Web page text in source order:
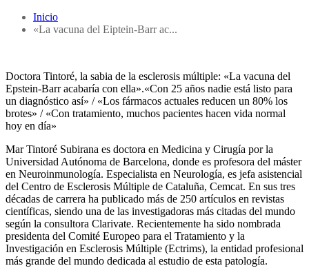
Inicio
«La vacuna del Eiptein-Barr ac...
Doctora Tintoré, la sabia de la esclerosis múltiple: «La vacuna del
Epstein-Barr acabaría con ella».«Con 25 años nadie está listo para
un diagnóstico así» / «Los fármacos actuales reducen un 80% los
brotes» / «Con tratamiento, muchos pacientes hacen vida normal
hoy en día»
Mar Tintoré Subirana es doctora en Medicina y Cirugía por la
Universidad Autónoma de Barcelona, donde es profesora del máster
en Neuroinmunología. Especialista en Neurología, es jefa asistencial
del Centro de Esclerosis Múltiple de Cataluña, Cemcat. En sus tres
décadas de carrera ha publicado más de 250 artículos en revistas
científicas, siendo una de las investigadoras más citadas del mundo
según la consultora Clarivate. Recientemente ha sido nombrada
presidenta del Comité Europeo para el Tratamiento y la
Investigación en Esclerosis Múltiple (Ectrims), la entidad profesional
más grande del mundo dedicada al estudio de esta patología.